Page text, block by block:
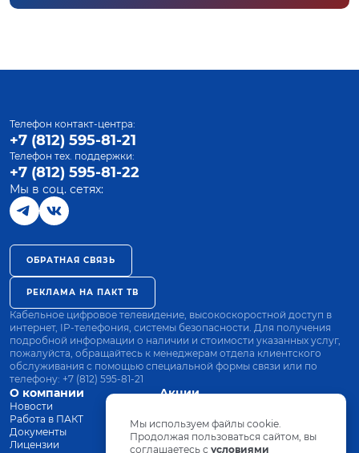
О компании
Новости
Работа в ПАКТ
Документы
Лицензии
Акции
Оплата
Оборудование
Телефон контакт-центра:
+7 (812) 595-81-21
Телефон тех. поддержки:
+7 (812) 595-81-22
Мы в соц. сетях:
ОБРАТНАЯ СВЯЗЬ
РЕКЛАМА НА ПАКТ ТВ
Кабельное цифровое телевидение, высокоскоростной доступ в
интернет, IP-телефония, системы безопасности. Для получения
подробной информации о наличии и стоимости указанных услуг,
пожалуйста, обращайтесь к менеджерам отдела клиентского
обслуживания с помощью специальной формы связи или по
телефону: +7 (812) 595-81-21
Мы используем файлы cookie.
Продолжая пользоваться сайтом, вы
соглашаетесь с условиями